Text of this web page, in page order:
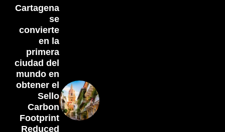
Cartagena
se
convierte
en la
primera
ciudad del
mundo en
obtener el
Sello
Carbon
Footprint
Reduced